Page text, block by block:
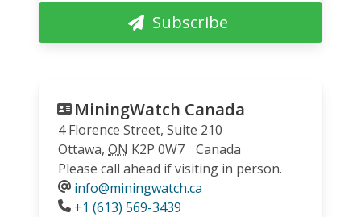
Subscribe
MiningWatch Canada
4 Florence Street, Suite 210
Ottawa, ON K2P 0W7
Canada
Please call ahead if visiting in person.
info@miningwatch.ca
Phone
+1 (613) 569-3439